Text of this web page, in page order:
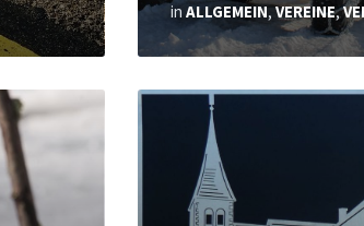
in ALLGEMEIN,VEREINE,
Mehr
erfahren